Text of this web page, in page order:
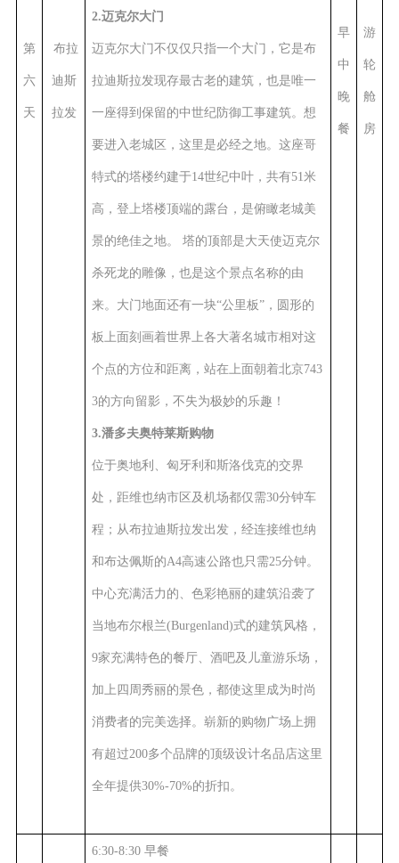
第
六
天
布拉
迪斯
拉发
2.迈克尔大门
迈克尔大门不仅仅只指一个大门，它是布
拉迪斯拉发现存最古老的建筑，也是唯一
一座得到保留的中世纪防御工事建筑。想
要进入老城区，这里是必经之地。这座哥
特式的塔楼约建于14世纪中叶，共有51米
高，登上塔楼顶端的露台，是俯瞰老城美
景的绝佳之地。 塔的顶部是大天使迈克尔
杀死龙的雕像，也是这个景点名称的由
来。大门地面还有一块“公里板”，圆形的
板上面刻画着世界上各大著名城市相对这
个点的方位和距离，站在上面朝着北京743
3的方向留影，不失为极妙的乐趣！
3.潘多夫奥特莱斯购物
位于奥地利、匈牙利和斯洛伐克的交界
处，距维也纳市区及机场都仅需30分钟车
程；从布拉迪斯拉发出发，经连接维也纳
和布达佩斯的A4高速公路也只需25分钟。
中心充满活力的、色彩艳丽的建筑沿袭了
当地布尔根兰(Burgenland)式的建筑风格，
9家充满特色的餐厅、酒吧及儿童游乐场，
加上四周秀丽的景色，都使这里成为时尚
消费者的完美选择。崭新的购物广场上拥
有超过200多个品牌的顶级设计名品店这里
全年提供30%-70%的折扣。
早
中
晚
餐
游
轮
舱
房
6:30-8:30 早餐